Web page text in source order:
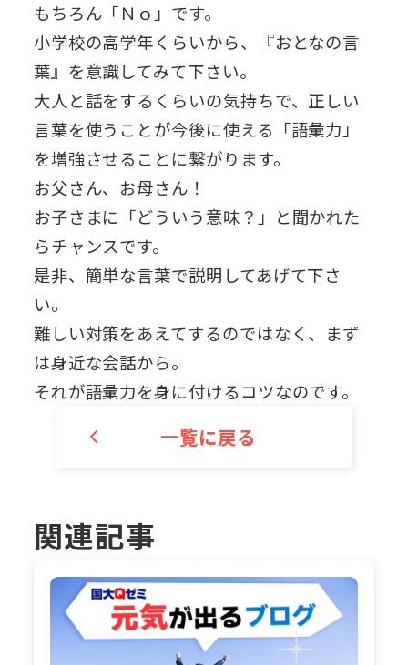
もちろん「Ｎｏ」です。
小学校の高学年くらいから、『おとなの言
葉』を意識してみて下さい。
大人と話をするくらいの気持ちで、正しい
言葉を使うことが今後に使える「語彙力」
を増強させることに繋がります。
お父さん、お母さん！
お子さまに「どういう意味？」と聞かれた
らチャンスです。
是非、簡単な言葉で説明してあげて下さ
い。
難しい対策をあえてするのではなく、まず
は身近な会話から。
それが語彙力を身に付けるコツなのです。
一覧に戻る
関連記事